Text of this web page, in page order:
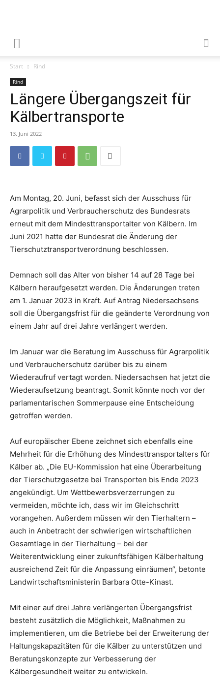
Start Rind
Rind
Längere Übergangszeit für
Kälbertransporte
13. Juni 2022
Am Montag, 20. Juni, befasst sich der Ausschuss für
Agrarpolitik und Verbraucherschutz des Bundesrats
erneut mit dem Mindesttransportalter von Kälbern. Im
Juni 2021 hatte der Bundesrat die Änderung der
Tierschutztransportverordnung beschlossen.
Demnach soll das Alter von bisher 14 auf 28 Tage bei
Kälbern heraufgesetzt werden. Die Änderungen treten
am 1. Januar 2023 in Kraft. Auf Antrag Niedersachsens
soll die Übergangsfrist für die geänderte Verordnung von
einem Jahr auf drei Jahre verlängert werden.
Im Januar war die Beratung im Ausschuss für Agrarpolitik
und Verbraucherschutz darüber bis zu einem
Wiederaufruf vertagt worden. Niedersachsen hat jetzt die
Wiederaufsetzung beantragt. Somit könnte noch vor der
parlamentarischen Sommerpause eine Entscheidung
getroffen werden.
Auf europäischer Ebene zeichnet sich ebenfalls eine
Mehrheit für die Erhöhung des Mindesttransportalters für
Kälber ab. „Die EU-Kommission hat eine Überarbeitung
der Tierschutzgesetze bei Transporten bis Ende 2023
angekündigt. Um Wettbewerbsverzerrungen zu
vermeiden, möchte ich, dass wir im Gleichschritt
vorangehen. Außerdem müssen wir den Tierhaltern –
auch in Anbetracht der schwierigen wirtschaftlichen
Gesamtlage in der Tierhaltung – bei der
Weiterentwicklung einer zukunftsfähigen Kälberhaltung
ausreichend Zeit für die Anpassung einräumen“, betonte
Landwirtschaftsministerin Barbara Otte-Kinast.
Mit einer auf drei Jahre verlängerten Übergangsfrist
besteht zusätzlich die Möglichkeit, Maßnahmen zu
implementieren, um die Betriebe bei der Erweiterung der
Haltungskapazitäten für die Kälber zu unterstützen und
Beratungskonzepte zur Verbesserung der
Kälbergesundheit weiter zu entwickeln.